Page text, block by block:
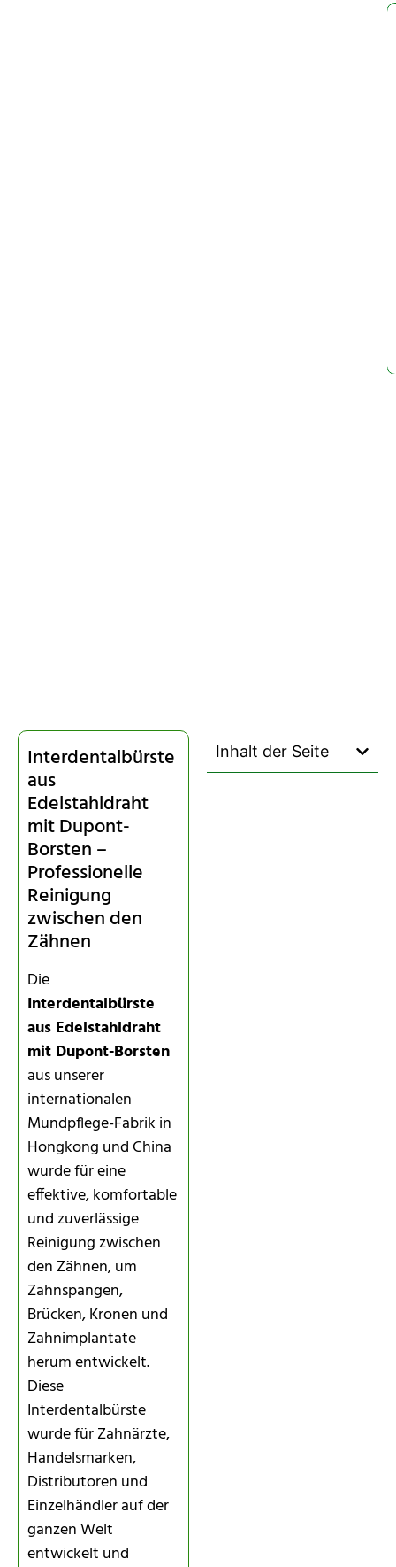
Interdentalbürste
aus
Edelstahldraht
mit Dupont-
Borsten –
Professionelle
Reinigung
zwischen den
Zähnen
Die
Interdentalbürste
aus Edelstahldraht
mit Dupont-Borsten
aus unserer
internationalen
Mundpflege-Fabrik in
Hongkong und China
wurde für eine
effektive, komfortable
und zuverlässige
Reinigung zwischen
den Zähnen, um
Zahnspangen,
Brücken, Kronen und
Zahnimplantate
herum entwickelt.
Diese
Interdentalbürste
wurde für Zahnärzte,
Handelsmarken,
Distributoren und
Einzelhändler auf der
ganzen Welt
entwickelt und
Inhalt der Seite